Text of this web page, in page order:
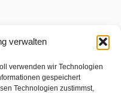
verwalten
verwenden wir Technologien
gespeichert
Technologien zustimmst,